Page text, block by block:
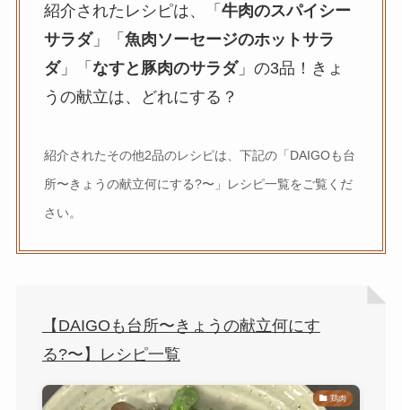
紹介されたレシピは、「 牛肉のスパイシー
サラダ」「 魚肉ソーセージのホットサラ
ダ」「 なすと豚肉のサラダ」の3品！きょ
うの献立は、どれにする？
紹介されたその他2品のレシピは、下記の「DAIGOも台
所〜きょうの献立何にする?〜」レシピ一覧をご覧くだ
さい。
【DAIGOも台所〜きょうの献立何にす
る?〜】レシピ一覧
鶏肉